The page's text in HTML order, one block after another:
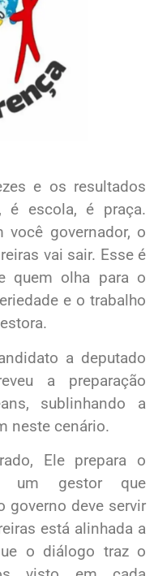
e os resultados
é escola, é praça.
você governador, o
vai sair. Esse é
quem olha para o
e o trabalho
a deputado
a preparação
sublinhando a
neste cenário.
Ele prepara o
um gestor que
governo deve servir
está alinhada a
o diálogo traz o